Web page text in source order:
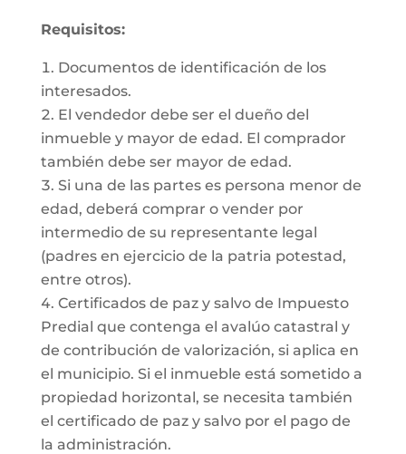
Requisitos:
Documentos de identificación de los
interesados.
El vendedor debe ser el dueño del
inmueble y mayor de edad. El comprador
también debe ser mayor de edad.
Si una de las partes es persona menor de
edad, deberá comprar o vender por
intermedio de su representante legal
(padres en ejercicio de la patria potestad,
entre otros).
Certificados de paz y salvo de Impuesto
Predial que contenga el avalúo catastral y
de contribución de valorización, si aplica en
el municipio. Si el inmueble está sometido a
propiedad horizontal, se necesita también
el certificado de paz y salvo por el pago de
la administración.